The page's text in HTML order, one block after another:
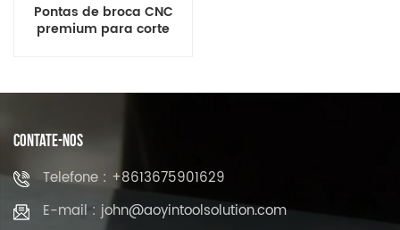
Pontas de broca CNC
premium para corte
CONTATE-NOS
Telefone : +8613675901629
E-mail : john@aoyintoolsolution.com